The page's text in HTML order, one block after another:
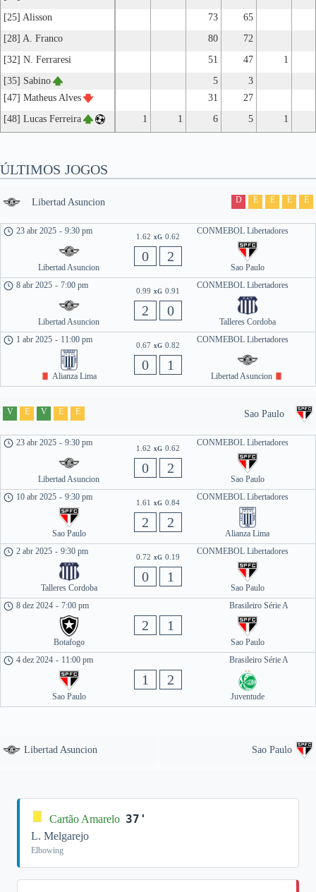
[25] Alisson
73
65
[28] A. Franco
80
72
[32] N. Ferraresi
51 47
1
[35] Sabino
5
3
[47] Matheus Alves
31
27
[48] Lucas Ferreira
1 1 6 5 1
ÚLTIMOS JOGOS
Libertad Asuncion D E E E E
CONMEBOL Libertadores
23 abr 2025 - 9:30 pm
Libertad Asuncion
1.62 xG 0.62
0 2
Sao Paulo
CONMEBOL Libertadores
8 abr 2025 - 7:00 pm
Libertad Asuncion
0.99 xG 0.91
2 0
Talleres Cordoba
CONMEBOL Libertadores
1 abr 2025 - 11:00 pm
Alianza Lima
0.67 xG 0.82
0 1
Libertad Asuncion
Sao Paulo
V E V E E
CONMEBOL Libertadores
23 abr 2025 - 9:30 pm
Libertad Asuncion
1.62 xG 0.62
0 2
Sao Paulo
CONMEBOL Libertadores
10 abr 2025 - 9:30 pm
Sao Paulo
1.61 xG 0.84
2 2
Alianza Lima
CONMEBOL Libertadores
2 abr 2025 - 9:30 pm
Talleres Cordoba
0.72 xG 0.19
0 1
Sao Paulo
Brasileiro Série A
8 dez 2024 - 7:00 pm
Botafogo
2 1
Sao Paulo
Brasileiro Série A
4 dez 2024 - 11:00 pm
Sao Paulo
1 2
Juventude
Libertad Asuncion Sao Paulo
Cartão Amarelo 37'
L. Melgarejo
Elbowing